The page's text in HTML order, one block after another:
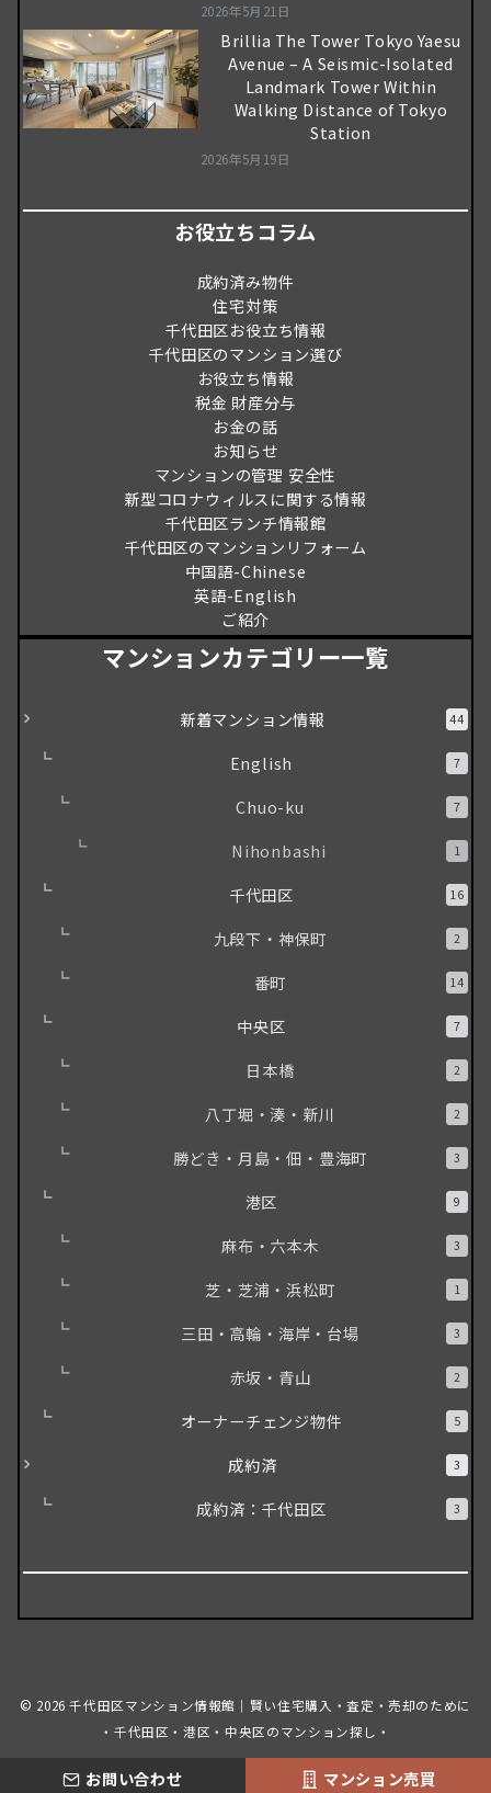
2026年5月21日
Brillia The Tower Tokyo Yaesu
Avenue – A Seismic-Isolated
Landmark Tower Within
Walking Distance of Tokyo
Station
2026年5月19日
お役立ちコラム
成約済み物件
住宅対策
千代田区お役立ち情報
千代田区のマンション選び
お役立ち情報
税金 財産分与
お金の話
お知らせ
マンションの管理 安全性
新型コロナウィルスに関する情報
千代田区ランチ情報館
千代田区のマンションリフォーム
中国語-Chinese
英語-English
ご紹介
マンションカテゴリー一覧
新着マンション情報 44
English 7
Chuo-ku 7
Nihonbashi 1
千代田区 16
九段下・神保町 2
番町 14
中央区 7
日本橋 2
八丁堀・湊・新川 2
勝どき・月島・佃・豊海町 3
港区 9
麻布・六本木 3
芝・芝浦・浜松町 1
三田・高輪・海岸・台場 3
赤坂・青山 2
オーナーチェンジ物件 5
成約済 3
成約済：千代田区 3
© 2026千代田区マンション情報館｜賢い住宅購入・査定・売却のために
・千代田区・港区・中央区のマンション探し・
お問い合わせ マンション売買